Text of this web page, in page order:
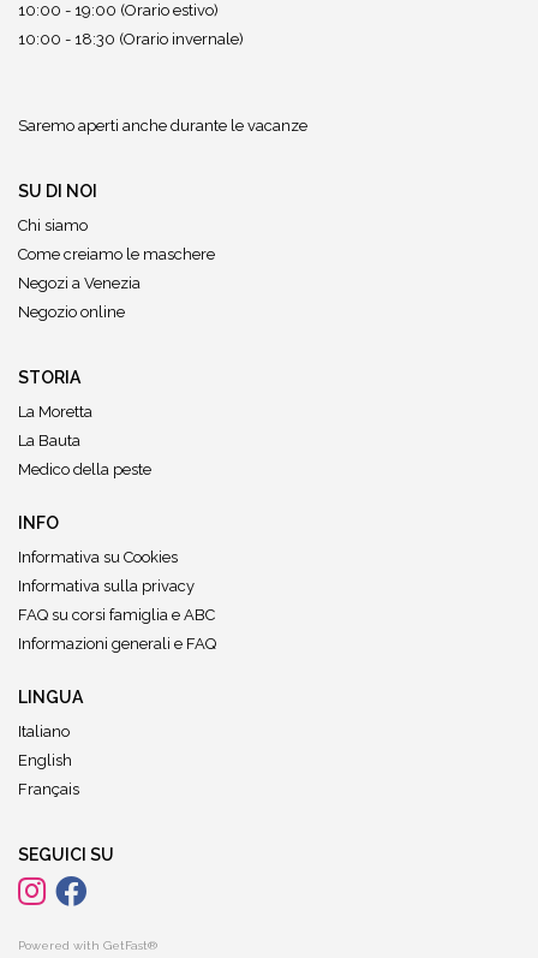
10:00 - 19:00 (Orario estivo)
10:00 - 18:30 (Orario invernale)
Saremo aperti anche durante le vacanze
SU DI NOI
Chi siamo
Come creiamo le maschere
Negozi a Venezia
Negozio online
STORIA
La Moretta
La Bauta
Medico della peste
INFO
Informativa su Cookies
Informativa sulla privacy
FAQ su corsi famiglia e ABC
Informazioni generali e FAQ
LINGUA
Italiano
English
Français
SEGUICI SU
Powered with GetFast®